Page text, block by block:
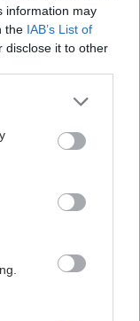
information may
the IAB’s List of
disclose it to other
or more Google
You may click to
party tags to
in below Google